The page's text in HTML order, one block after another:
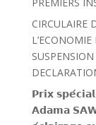
CIRCULAIRE
𝗣𝗿𝗶𝘅
𝗔𝗱𝗮𝗺𝗮